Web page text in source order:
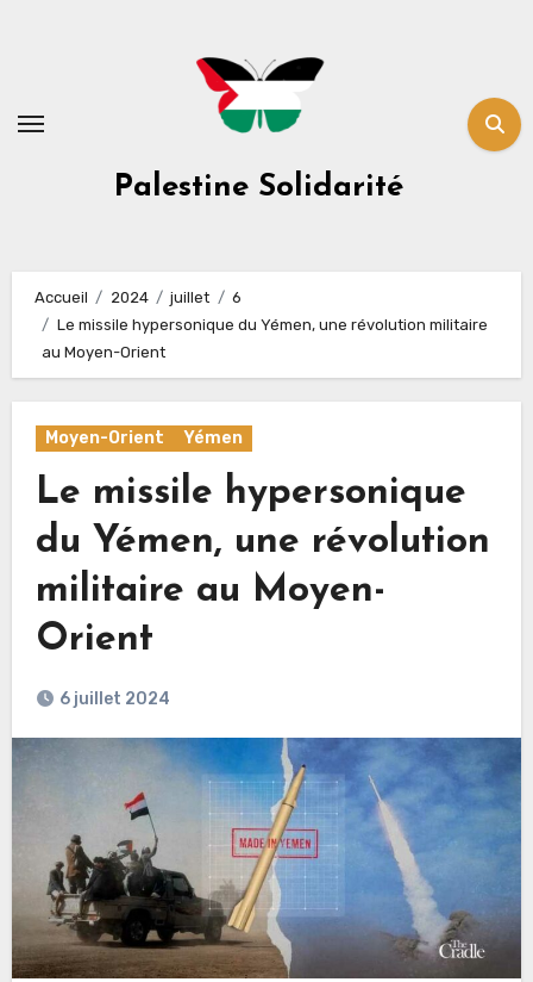
Palestine Solidarité
Accueil 2024 juillet
6
Le missile hypersonique du Yémen, une révolution militaire
au Moyen-Orient
Moyen-Orient Yémen
Le missile hypersonique
du Yémen, une révolution
militaire au Moyen-
Orient
6 juillet 2024